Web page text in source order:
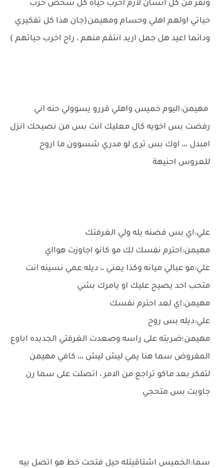
ونفر من كل انسان لازم اخرب حياه كل شخص خرب
حياتي اولهم اهلي وحسام ومهيمن(جان هذا كل تفكيري
ودائما اعيد هل جمل اريد انتقم منهم ، راح اخرب حياتهم )
مهيمن:اليوم خميس واهلي قررو يسوولي حنه اني
رفضت بس اخويه كال معليك انت بس من نصيحك انزل
امبدل ،،، اوك بس ترى لو مدري شسوون ما اروح
للعروس احنيهة
علي:اي بس فضنه يله ولي الغرفتك
مهيمن:احترم نفسك لك مو كانو اجاوزت هوااي
علي:مو عبالي ميانه وكذا يعني ،، ديله عمي نسينه انت
متحب احد يصيح عليك او يامرك بشي
مهيمن:اي لعد احترم نفسك
علي:ديله بس روح
مهيمن؛ضربته على راسه وصعدت الغرفتي الجديده اباوع
المفروض سما هنا يمي ليش ليش ،،، كافي مهيمن
لتفكر بعد ماكو تراجع من الامر ، اتصلت على سما رن
جاوبت بس متحجي
سما:الخميس اشتاقيتله حيل فتحت خط هو اتصل بيه